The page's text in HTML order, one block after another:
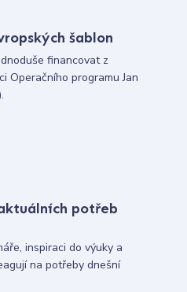
šablon
financovat z
Operačního programu Jan
potřeb
inspiraci do výuky a
na potřeby dnešní